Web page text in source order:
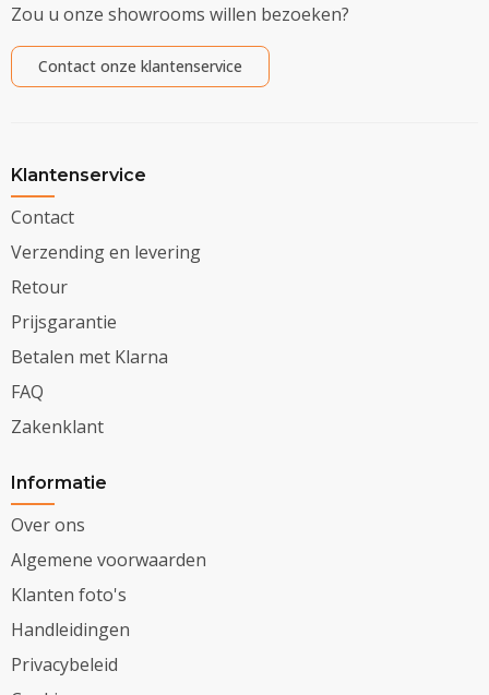
Zou u onze showrooms willen bezoeken?
Contact onze klantenservice
Klantenservice
Contact
Verzending en levering
Retour
Prijsgarantie
Betalen met Klarna
FAQ
Zakenklant
Informatie
Over ons
Algemene voorwaarden
Klanten foto's
Handleidingen
Privacybeleid